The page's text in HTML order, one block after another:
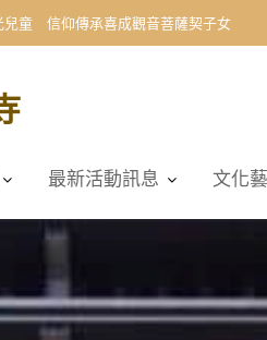
兒童 信仰傳承喜成觀音菩薩契子女
最新活動訊息 文化